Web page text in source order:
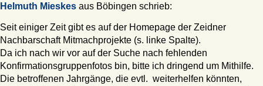
Helmuth Mieskes aus Böbingen schrieb:
Seit einiger Zeit gibt es auf der Homepage der Zeidner
Nachbarschaft Mitmachprojekte (s. linke Spalte).
Da ich nach wir vor auf der Suche nach fehlenden
Konfirmationsgruppenfotos bin, bitte ich dringend um Mithilfe.
Die betroffenen Jahrgänge, die evtl. weiterhelfen könnten,